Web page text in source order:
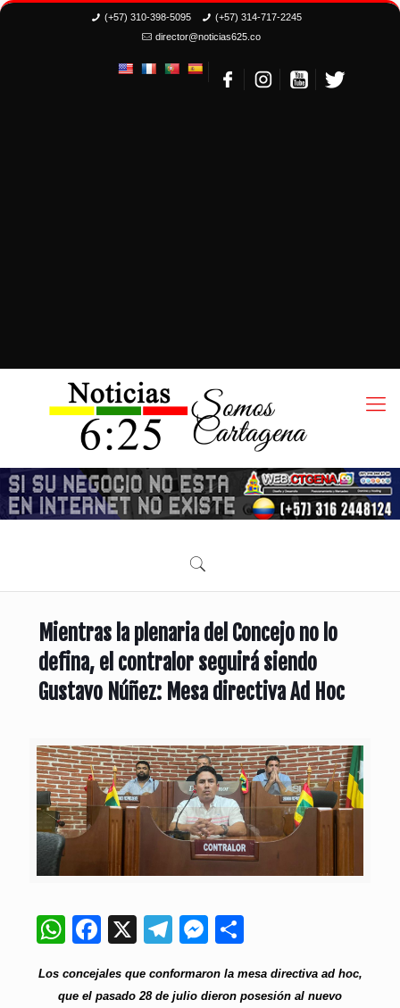
(+57) 310-398-5095
(+57) 314-717-2245
director@noticias625.co
Mientras la plenaria del Concejo no lo
defina, el contralor seguirá siendo
Gustavo Núñez: Mesa directiva Ad Hoc
WhatsApp
Facebook
X Telegram
Messenger
Los concejales que conformaron la mesa directiva ad hoc,
que el pasado 28 de julio dieron posesión al nuevo